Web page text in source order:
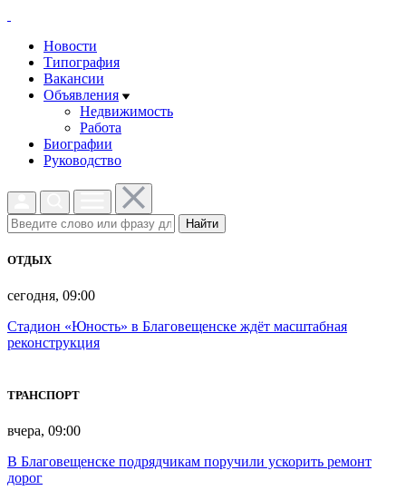
Новости
Типография
Вакансии
Объявления
Недвижимость
Работа
Биографии
Руководство
Найти
ОТДЫХ
сегодня, 09:00
Стадион «Юность» в Благовещенске ждёт масштабная
реконструкция
ТРАНСПОРТ
вчера, 09:00
В Благовещенске подрядчикам поручили ускорить ремонт
дорог